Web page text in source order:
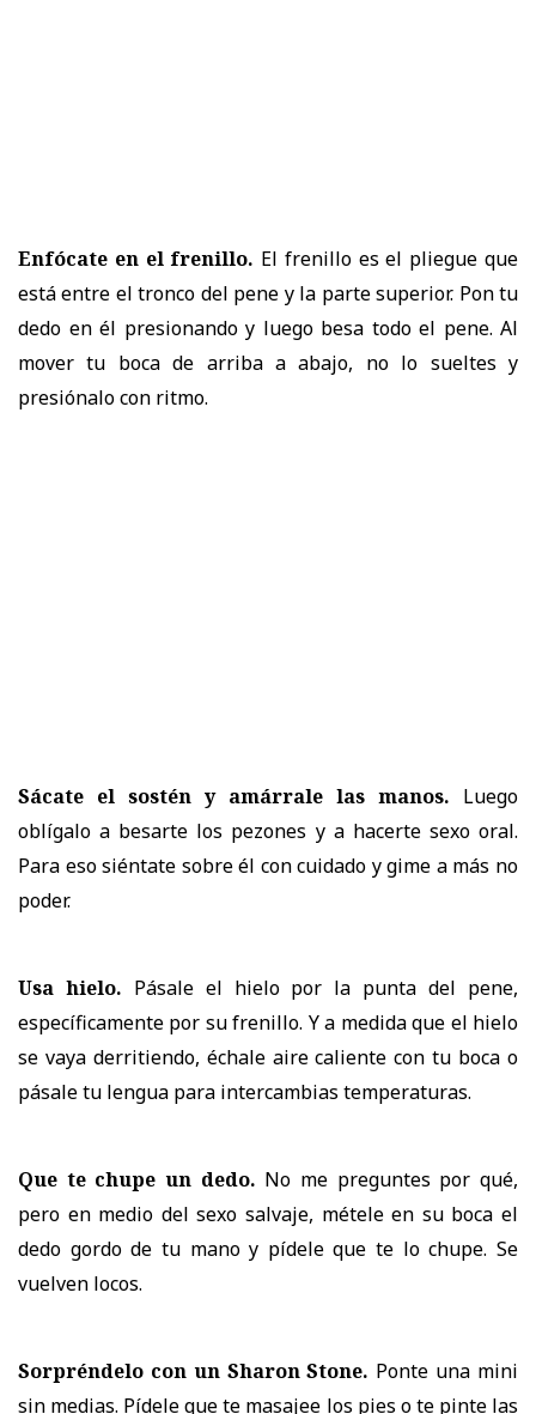
Enfócate en el frenillo. El frenillo es el pliegue que
está entre el tronco del pene y la parte superior. Pon tu
dedo en él presionando y luego besa todo el pene. Al
mover tu boca de arriba a abajo, no lo sueltes y
presiónalo con ritmo.
Sácate el sostén y amárrale las manos. Luego
oblígalo a besarte los pezones y a hacerte sexo oral.
Para eso siéntate sobre él con cuidado y gime a más no
poder.
Usa hielo. Pásale el hielo por la punta del pene,
específicamente por su frenillo. Y a medida que el hielo
se vaya derritiendo, échale aire caliente con tu boca o
pásale tu lengua para intercambias temperaturas.
Que te chupe un dedo. No me preguntes por qué,
pero en medio del sexo salvaje, métele en su boca el
dedo gordo de tu mano y pídele que te lo chupe. Se
vuelven locos.
Sorpréndelo con un Sharon Stone. Ponte una mini
sin medias. Pídele que te masajee los pies o te pinte las